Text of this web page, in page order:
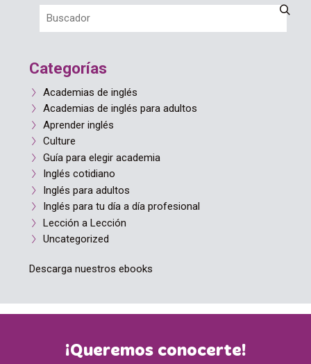
Categorías
Academias de inglés
Academias de inglés para adultos
Aprender inglés
Culture
Guía para elegir academia
Inglés cotidiano
Inglés para adultos
Inglés para tu día a día profesional
Lección a Lección
Uncategorized
Descarga nuestros ebooks
¡Queremos conocerte!